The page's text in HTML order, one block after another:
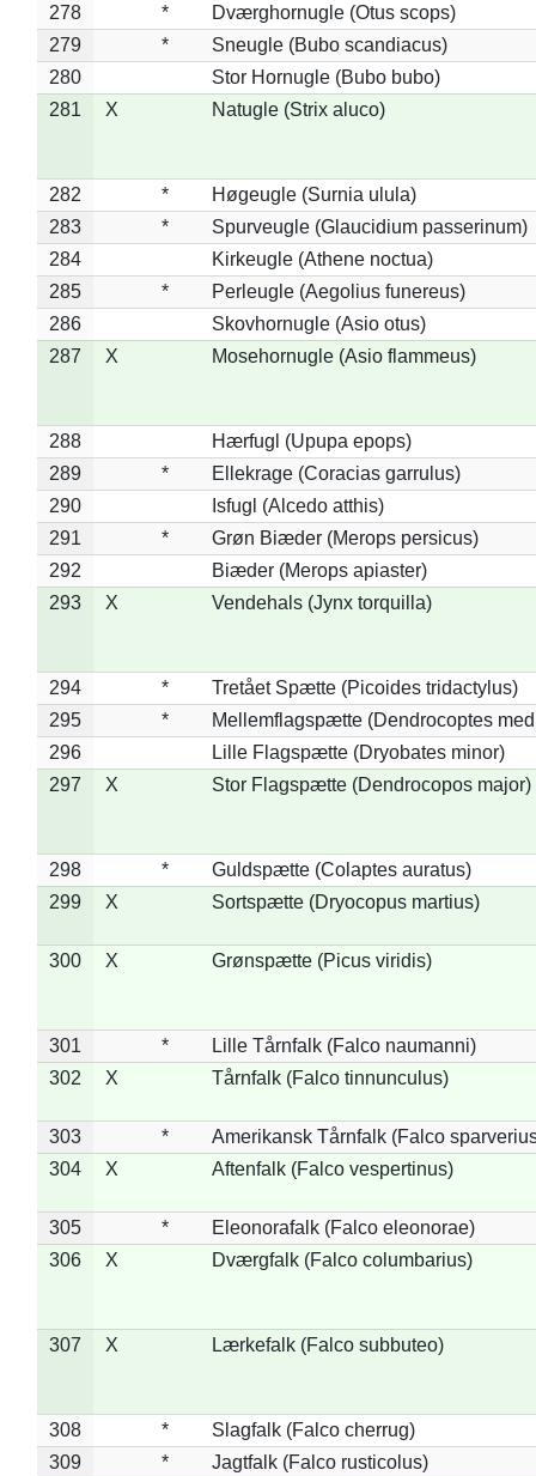
278
*
Dværghornugle (Otus scops)
279
*
Sneugle (Bubo scandiacus)
280
Stor Hornugle (Bubo bubo)
281
X Natugle (Strix aluco)
282 *
Høgeugle (Surnia ulula)
283
*
Spurveugle (Glaucidium passerinum)
284
Kirkeugle (Athene noctua)
285
*
Perleugle (Aegolius funereus)
286
Skovhornugle (Asio otus)
287
X Mosehornugle (Asio flammeus)
288
Hærfugl (Upupa epops)
289
*
Ellekrage (Coracias garrulus)
290
Isfugl (Alcedo atthis)
291
*
Grøn Biæder (Merops persicus)
292
Biæder (Merops apiaster)
293
X Vendehals (Jynx torquilla)
294 *
Tretået Spætte (Picoides tridactylus)
295
*
Mellemflagspætte (Dendrocoptes
296
Lille Flagspætte (Dryobates minor)
297
X Stor Flagspætte (Dendrocopos major)
298 *
Guldspætte (Colaptes auratus)
299
X Sortspætte (Dryocopus martius)
300 X Grønspætte (Picus viridis)
301 *
Lille Tårnfalk (Falco naumanni)
302
X Tårnfalk (Falco tinnunculus)
303 *
Amerikansk Tårnfalk (Falco
304
X Aftenfalk (Falco vespertinus)
305 *
Eleonorafalk (Falco eleonorae)
306
X Dværgfalk (Falco columbarius)
307 X Lærkefalk (Falco subbuteo)
308 *
Slagfalk (Falco cherrug)
309
*
Jagtfalk (Falco rusticolus)